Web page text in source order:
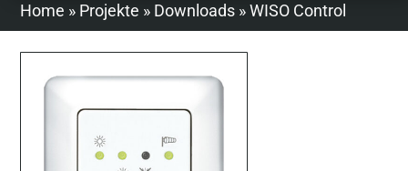
Home » Projekte » Downloads »WISO Control